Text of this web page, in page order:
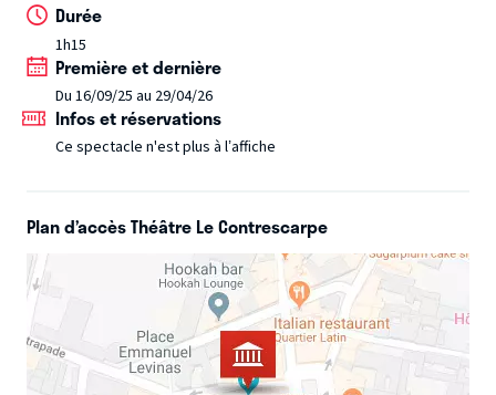
entourage : "au final je vais beaucoup mieux qu'elle... non ?
Pourquoi tu ne réponds pas ?".
Durée
1h15
Première et dernière
Du 16/09/25 au 29/04/26
Infos et réservations
Ce spectacle n'est plus à l’affiche
Plan d’accès Théâtre Le Contrescarpe